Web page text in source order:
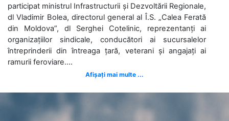
participat ministrul Infrastructurii și Dezvoltării Regionale,
dl Vladimir Bolea, directorul general al Î.S. „Calea Ferată
din Moldova”, dl Serghei Cotelinic, reprezentanți ai
organizațiilor sindicale, conducători ai sucursalelor
întreprinderii din întreaga țară, veterani și angajați ai
ramurii feroviare....
Afișați mai multe ...